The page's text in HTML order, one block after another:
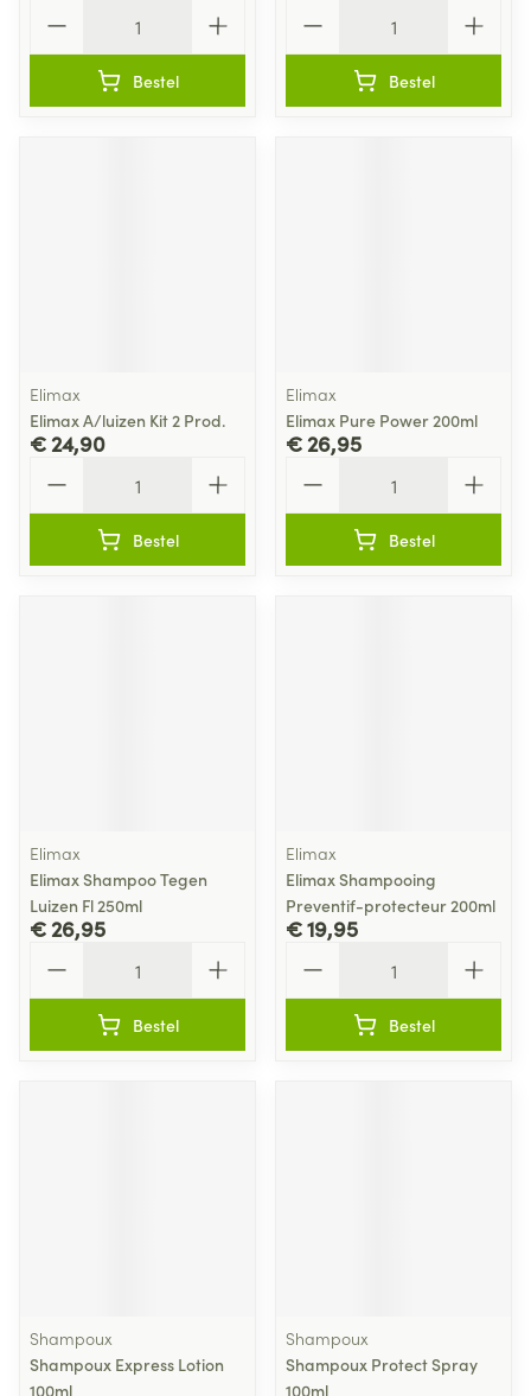
Bestel Bestel
Elimax
Elimax A/luizen Kit 2 Prod.
€ 24,90
Bestel
Elimax
Elimax Pure Power 200ml
€ 26,95
Bestel
Elimax
Elimax Shampoo Tegen
Luizen Fl 250ml
€ 26,95
Bestel
Elimax
Elimax Shampooing
Preventif-protecteur 200ml
€ 19,95
Bestel
Shampoux
Shampoux Express Lotion
100ml
Shampoux
Shampoux Protect Spray
100ml